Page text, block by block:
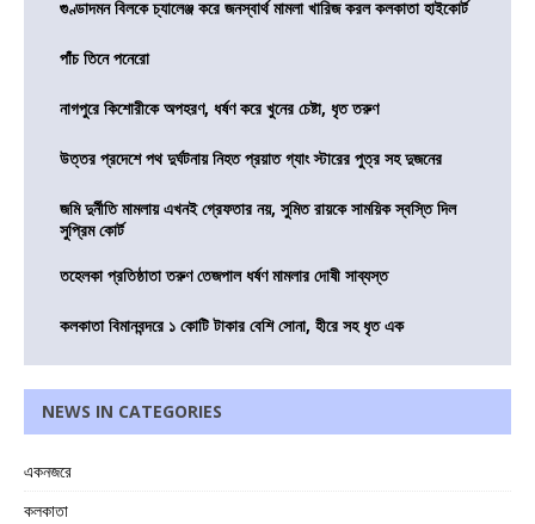
গুণ্ডাদমন বিলকে চ্যালেঞ্জ করে জনস্বার্থ মামলা খারিজ করল কলকাতা হাইকোর্ট
পাঁচ তিনে পনেরো
নাগপুরে কিশোরীকে অপহরণ, ধর্ষণ করে খুনের চেষ্টা, ধৃত তরুণ
উত্তর প্রদেশে পথ দুর্ঘটনায় নিহত প্রয়াত গ্যাং স্টারের পুত্র সহ দুজনের
জমি দুর্নীতি মামলায় এখনই গ্রেফতার নয়, সুমিত রায়কে সাময়িক স্বস্তি দিল
সুপ্রিম কোর্ট
তহেলকা প্রতিষ্ঠাতা তরুণ তেজপাল ধর্ষণ মামলার দোষী সাব্যস্ত
কলকাতা বিমানবন্দরে ১ কোটি টাকার বেশি সোনা, হীরে সহ ধৃত এক
NEWS IN CATEGORIES
একনজরে
কলকাতা